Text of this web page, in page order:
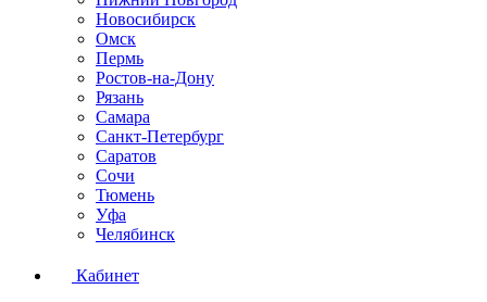
Новосибирск
Омск
Пермь
Ростов-на-Дону
Рязань
Самара
Санкт-Петербург
Саратов
Сочи
Тюмень
Уфа
Челябинск
Кабинет